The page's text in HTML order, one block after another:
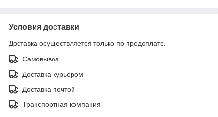
Условия доставки
Доставка осуществляется только по предоплате.
Самовывоз
Доставка курьером
Доставка почтой
Транспортная компания